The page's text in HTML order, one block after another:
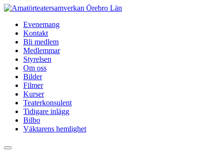
Hoppa
innehållEvenemang
Kontakt
Bli medlem
Medlemmar
Styrelsen
Om oss
Bilder
Filmer
Kurser
Teaterkonsulent
Tidigare inlägg
Bilbo
Väktarens hemlighet